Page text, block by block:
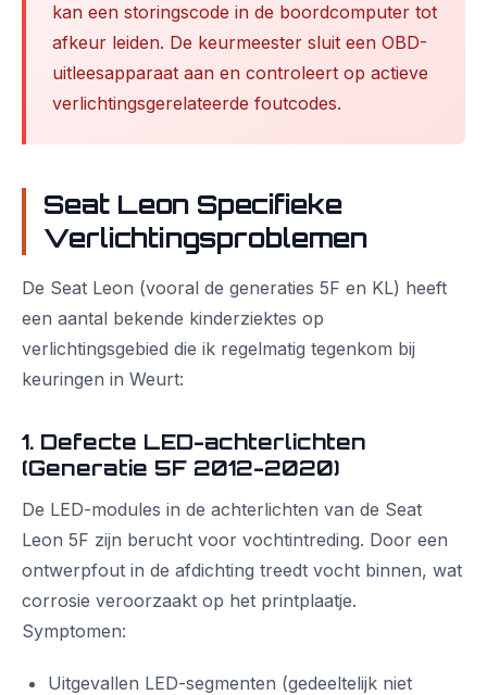
kan een storingscode in de boordcomputer tot
afkeur leiden. De keurmeester sluit een OBD-
uitleesapparaat aan en controleert op actieve
verlichtingsgerelateerde foutcodes.
Seat Leon Specifieke
Verlichtingsproblemen
De Seat Leon (vooral de generaties 5F en KL) heeft
een aantal bekende kinderziektes op
verlichtingsgebied die ik regelmatig tegenkom bij
keuringen in Weurt:
1. Defecte LED-achterlichten
(Generatie 5F 2012-2020)
De LED-modules in de achterlichten van de Seat
Leon 5F zijn berucht voor vochtintreding. Door een
ontwerpfout in de afdichting treedt vocht binnen, wat
corrosie veroorzaakt op het printplaatje.
Symptomen:
Uitgevallen LED-segmenten (gedeeltelijk niet